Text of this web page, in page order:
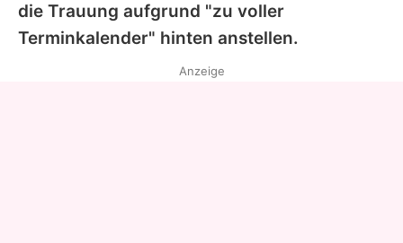
Datenschutzerklärung
die Trauung aufgrund "zu voller
Terminkalender" hinten anstellen.
Anzeige